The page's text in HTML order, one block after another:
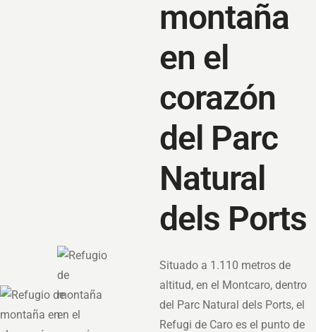
montaña
en el
corazón
del Parc
Natural
dels Ports
Situado a 1.110 metros de
altitud, en el Montcaro, dentro
del Parc Natural dels Ports, el
Refugi de Caro es el punto de